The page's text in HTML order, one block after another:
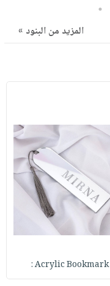
5
المزيد من البنود »
Acrylic Bookmark :